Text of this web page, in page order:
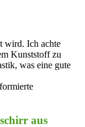
wird. Ich achte
Kunststoff zu
was eine gute
aus